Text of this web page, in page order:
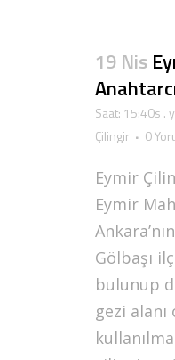
19 Nis
Saat: 15:40s .
Çilingir
0
Eymir
Eymir
Gölbaşı
bulunup
gezi alanı